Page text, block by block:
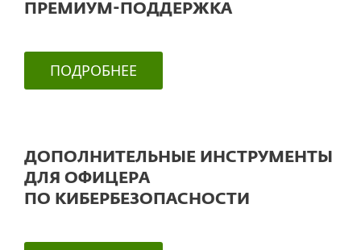
ПРЕМИУМ-ПОДДЕРЖКА
ПОДРОБНЕЕ
ДОПОЛНИТЕЛЬНЫЕ ИНСТРУМЕНТЫ
ДЛЯ ОФИЦЕРА
ПО КИБЕРБЕЗОПАСНОСТИ